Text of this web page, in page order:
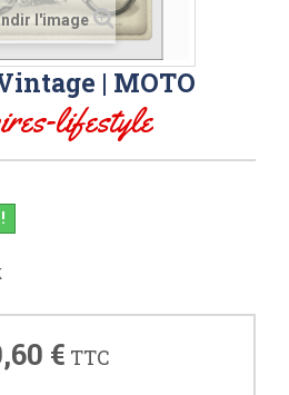
l'image
| MOTO
lifestyle
€ TTC